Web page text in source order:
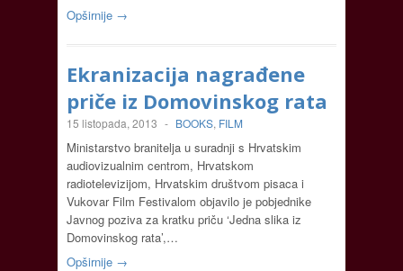
Opširnije →
Ekranizacija nagrađene
priče iz Domovinskog rata
15 listopada, 2013 - BOOKS, FILM
Ministarstvo branitelja u suradnji s Hrvatskim
audiovizualnim centrom, Hrvatskom
radiotelevizijom, Hrvatskim društvom pisaca i
Vukovar Film Festivalom objavilo je pobjednike
Javnog poziva za kratku priču ‘Jedna slika iz
Domovinskog rata’,…
Opširnije →